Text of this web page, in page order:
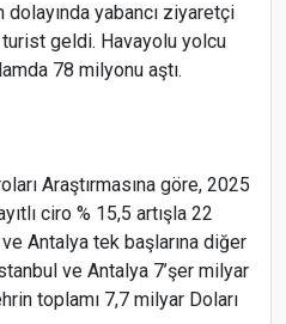
yabancı ziyaretçi
geldi. Havayolu yolcu
78 milyonu aştı.
Araştırmasına göre, 2025
ciro % 15,5 artışla 22
Antalya tek başlarına diğer
ve Antalya 7’şer milyar
toplamı 7,7 milyar Doları